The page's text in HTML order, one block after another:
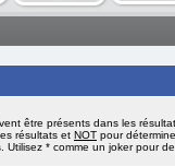
être présents dans les
résultats et NOT pour
Utilisez * comme un joker pour